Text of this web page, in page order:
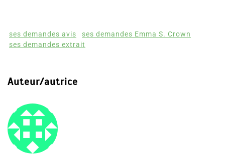
ses demandes avis
ses demandes Emma S. Crown
ses demandes extrait
Auteur/autrice